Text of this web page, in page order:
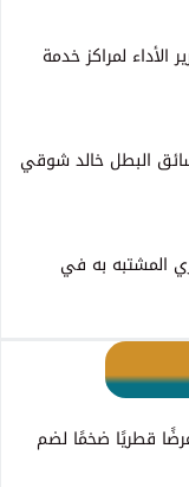
الأداء لمراكز خدمة
البطل خالد شوقي
المشتبه به في
قطريًا ضخمًا لضم